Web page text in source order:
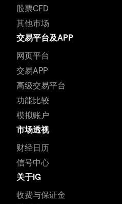
股票CFD
其他市场
交易平台及APP
网页平台
交易APP
高级交易平台
功能比较
模拟账户
市场透视
财经日历
信号中心
关于IG
收费与保证金